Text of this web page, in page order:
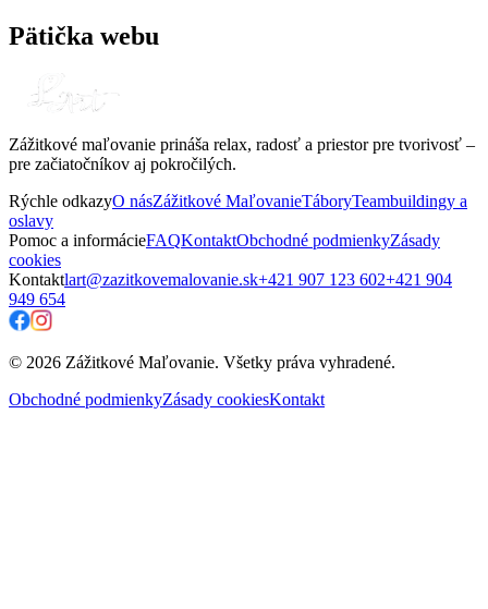
Pätička webu
Zážitkové maľovanie prináša relax, radosť a priestor pre tvorivosť –
pre začiatočníkov aj pokročilých.
Rýchle odkazyO násZážitkové MaľovanieTáboryTeambuildingy a
oslavy
Pomoc a informácieFAQKontaktObchodné podmienkyZásady
cookies
Kontaktlart@zazitkovemalovanie.sk+421 907 123 602+421 904
949 654
© 2026 Zážitkové Maľovanie. Všetky práva vyhradené.
Obchodné podmienkyZásady cookiesKontakt